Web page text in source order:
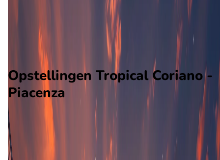
Opstellingen
Voorbeschouwing
Opstellingen Tropical Coriano -
Piacenza
Tropical Coriano
Piacenza